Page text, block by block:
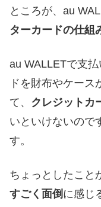
ところが、au
ターカードの仕組
au WALLETで支
ドを財布やケース
て、 クレジットカ
いといけないので
す。
ちょっとしたこと
すごく面倒 に感じ